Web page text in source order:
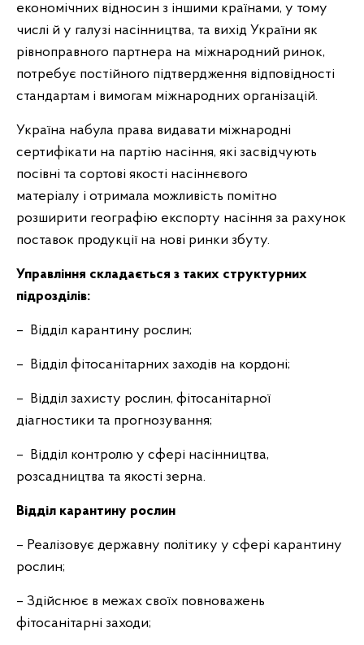
економічних відносин з іншими країнами, у тому
числі й у галузі насінництва, та вихід України як
рівноправного партнера на міжнародний ринок,
потребує постійного підтвердження відповідності
стандартам і вимогам міжнародних організацій.
Україна набула права видавати міжнародні
сертифікати на партію насіння, які засвідчують
посівні та сортові якості насіннєвого
матеріалу і отримала можливість помітно
розширити географію експорту насіння за рахунок
поставок продукції на нові ринки збуту.
Управління складається з таких структурних
підрозділів:
– Відділ карантину рослин;
– Відділ фітосанітарних заходів на кордоні;
– Відділ захисту рослин, фітосанітарної
діагностики та прогнозування;
– Відділ контролю у сфері насінництва,
розсадництва та якості зерна.
Відділ карантину рослин
– Реалізовує державну політику у сфері карантину
рослин;
– Здійснює в межах своїх повноважень
фітосанітарні заходи;